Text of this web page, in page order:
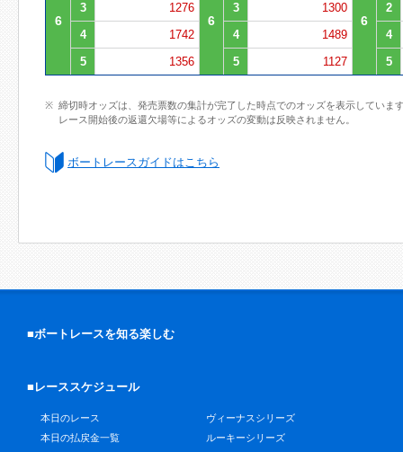
6 6 6
3
1276 3 1300
2
4
1742 4 1489
4
5
1356 5 1127 5
締切時オッズは、発売票数の集計が完了した時点でのオッズを表示していま
レース開始後の返還欠場等によるオッズの変動は反映されません。
ボートレースガイドはこちら
■ボートレースを知る楽しむ
■レーススケジュール
本日のレース
本日の払戻金一覧
ヴィーナスシリーズ
ルーキーシリーズ